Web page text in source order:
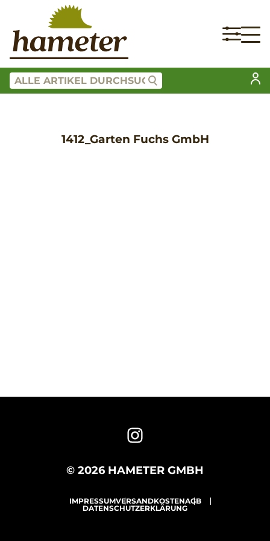
1412_Garten Fuchs GmbH
© 2026 HAMETER GMBH
IMPRESSUMVERSANDKOSTENAGB
DATENSCHUTZERKLÄRUNG